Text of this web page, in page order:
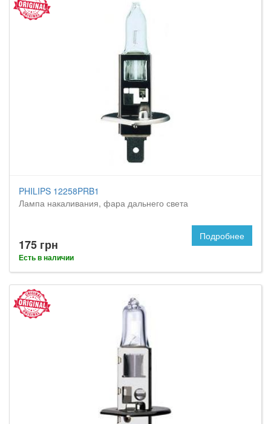
PHILIPS 12258PRB1
Лампа накаливания, фара дальнего света
175 грн
Есть в наличии
Подробнее